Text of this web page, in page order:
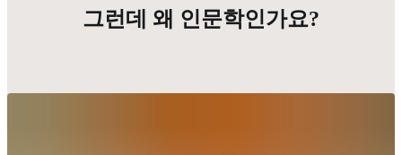
그런데 왜 인문학인가요?